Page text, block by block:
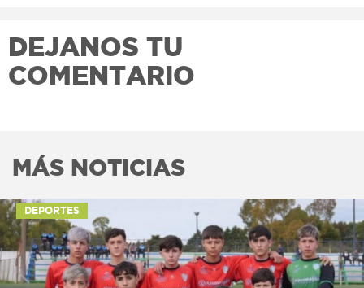
DEJANOS TU
COMENTARIO
MÁS NOTICIAS
DEPORTES